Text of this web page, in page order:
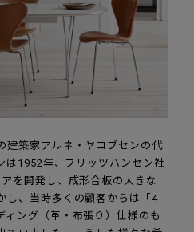
建築家アルネ・ヤコブセンの代
は1952年、フリッツハンセン社
を開発し、成形合板の大きな
し、当時多くの顧客からは「4
ィング（革・布張り）仕様のも